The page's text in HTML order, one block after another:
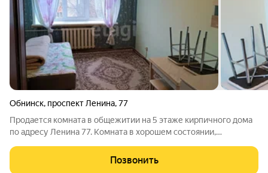
Обнинск, проспект Ленина,77
Продается комната в общежитии на 5 этаже кирпичного дома
по адресу Ленина 77. Комната в хорошем состоянии,
необходимое для проживания: кухонный гарнитур,
холодильник, обеденный стол и стулья, кровать-
Позвонить